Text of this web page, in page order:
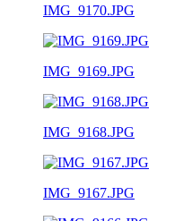
IMG_9170.JPG
IMG_9169.JPG
IMG_9168.JPG
IMG_9167.JPG